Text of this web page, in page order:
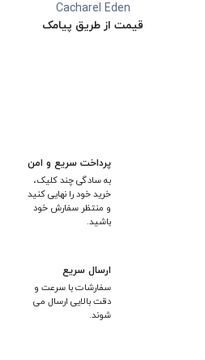
Cacharel Eden
قیمت از طریق پیامک
پرداخت سریع و امن
به سادگی چند کلیک،
خرید خود را نهایی کنید
و منتظر سفارش خود
باشید.
ارسال سریع
سفارشات با سرعت و
دقت بالایی ارسال می
شوند.